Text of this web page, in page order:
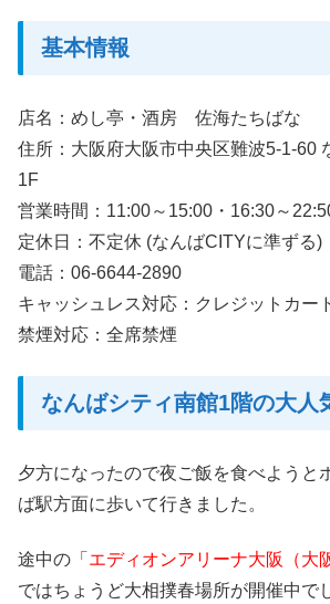
基本情報
店名：めし亭・酒房 佐海たちばな
住所：大阪府大阪市中央区難波5-1-60
1F
営業時間：11:00～15:00・16:30～
定休日：不定休 (なんばCITYに準ずる)
電話：06-6644-2890
キャッシュレス対応：クレジットカー
禁煙対応：全席禁煙
なんばシティ南館1階の大人
夕方になったので夜ご飯を食べようと
ば駅方面に歩いて行きました。
途中の「 エディオンアリーナ大阪（大
ではちょうど大相撲春場所が開催中で